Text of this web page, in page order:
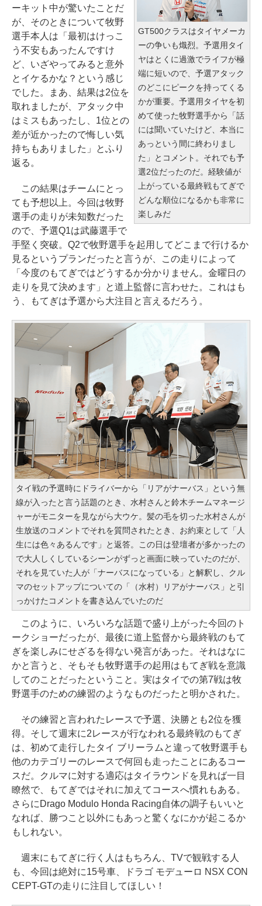
GT500クラスはタイヤメーカ
ーの争いも熾烈。予選用タイ
ヤはとくに過激でライフが極
端に短いので、予選アタック
のどこにピークを持ってくる
かが重要。予選用タイヤを初
めて使った牧野選手から「話
には聞いていたけど、本当に
あっという間に終わりまし
た」とコメント。それでも予
選2位だったのだ。経験値が
上がっている最終戦もてぎで
どんな順位になるかも非常に
楽しみだ
ーキット中が驚いたことだ
が、そのときについて牧野
選手本人は「最初はけっこ
う不安もあったんですけ
ど、いざやってみると意外
とイケるかな？という感じ
でした。まあ、結果は2位を
取れましたが、アタック中
はミスもあったし、1位との
差が近かったので悔しい気
持ちもありました」とふり
返る。
この結果はチームにとっ
ても予想以上。今回は牧野
選手の走りが未知数だった
ので、予選Q1は武藤選手で
手堅く突破。Q2で牧野選手を起用してどこまで行けるか
見るというプランだったと言うが、この走りによって
「今度のもてぎではどうするか分かりません。金曜日の
走りを見て決めます」と道上監督に言わせた。これはも
う、もてぎは予選から大注目と言えるだろう。
タイ戦の予選時にドライバーから「リアがナーバス」という無
線が入ったと言う話題のとき、水村さんと鈴木チームマネージ
ャーがモニターを見ながら大ウケ。髪の毛を切った水村さんが
生放送のコメントでそれを質問されたとき、お約束として「人
生には色々あるんです」と返答。この日は登壇者が多かったの
で大人しくしているシーンがずっと画面に映っていたのだが、
それを見ていた人が「ナーバスになっている」と解釈し、クル
マのセットアップについての「（水村）リアがナーバス」と引
っかけたコメントを書き込んでいたのだ
このように、いろいろな話題で盛り上がった今回のト
ークショーだったが、最後に道上監督から最終戦のもて
ぎを楽しみにせざるを得ない発言があった。それはなに
かと言うと、そもそも牧野選手の起用はもてぎ戦を意識
してのことだったということ。実はタイでの第7戦は牧
野選手のための練習のようなものだったと明かされた。
その練習と言われたレースで予選、決勝とも2位を獲
得。そして週末に2レースが行なわれる最終戦のもてぎ
は、初めて走行したタイ ブリーラムと違って牧野選手も
他のカテゴリーのレースで何回も走ったことにあるコー
スだ。クルマに対する適応はタイラウンドを見れば一目
瞭然で、もてぎではそれに加えてコースへ慣れもある。
さらにDrago Modulo Honda Racing自体の調子もいいと
なれば、勝つこと以外にもあっと驚くなにかが起こるか
もしれない。
週末にもてぎに行く人はもちろん、TVで観戦する人
も、今回は絶対に15号車、ドラゴ モデューロ NSX CON
CEPT-GTの走りに注目してほしい！